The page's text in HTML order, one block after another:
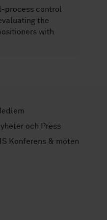
process control
the
with
och Press
Konferens & möten